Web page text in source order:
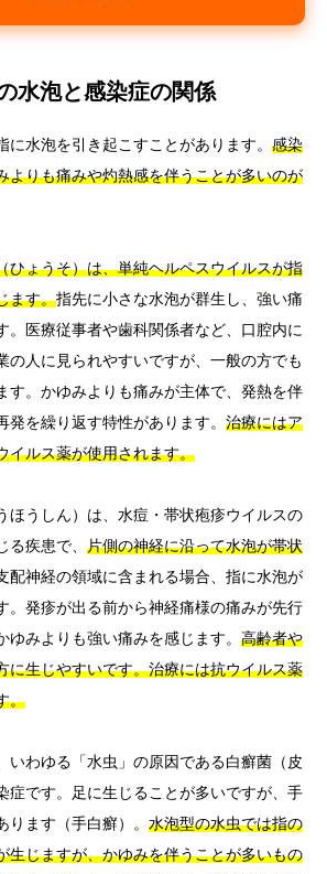
水泡と感染症の関係
に水泡を引き起こすことがあります。 感染
よりも痛みや灼熱感を伴うことが多いのが
ひょうそ）は、単純ヘルペスウイルスが指
ます。指先に小さな水泡が群生し、強い痛
。医療従事者や歯科関係者など、口腔内に
の人に見られやすいですが、一般の方でも
す。かゆみよりも痛みが主体で、発熱を伴
発を繰り返す特性があります。 治療にはア
イルス薬が使用されます。
ほうしん）は、水痘・帯状疱疹ウイルスの
疾患で、 片側の神経に沿って水泡が帯状
配神経の領域に含まれる場合、指に水泡が
。発疹が出る前から神経痛様の痛みが先行
ゆみよりも強い痛みを感じます。 高齢者や
に生じやすいです。治療には抗ウイルス薬
。
いわゆる「水虫」の原因である白癬菌（皮
症です。足に生じることが多いですが、手
ます（手白癬）。 水泡型の水虫では指の
生じますが、かゆみを伴うことが多いもの